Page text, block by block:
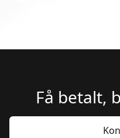
Få betalt,